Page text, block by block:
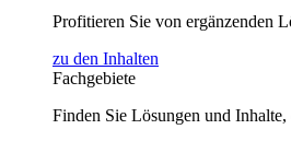
Profitieren Sie von ergänzenden
zu den Inhalten
Fachgebiete
Finden Sie Lösungen und